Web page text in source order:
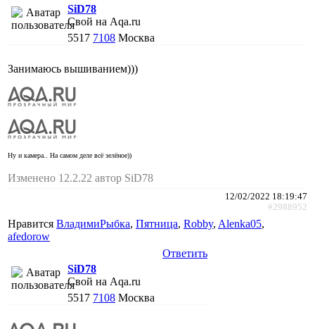
SiD78
Свой на Aqa.ru
5517 7108 Москва
Занимаюсь вышиванием)))
Ну и камера.. На самом деле всё зелёное))
Изменено 12.2.22 автор SiD78
12/02/2022 18:19:47
#2988952
Нравится ВладимиРыбка, Пятница, Robby, Alenka05,
afedorow
Ответить
SiD78
Свой на Aqa.ru
5517 7108 Москва